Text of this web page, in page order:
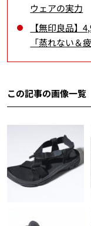
ウェアの実力
【無印良品】
「蒸れない＆
この記事の画像一覧